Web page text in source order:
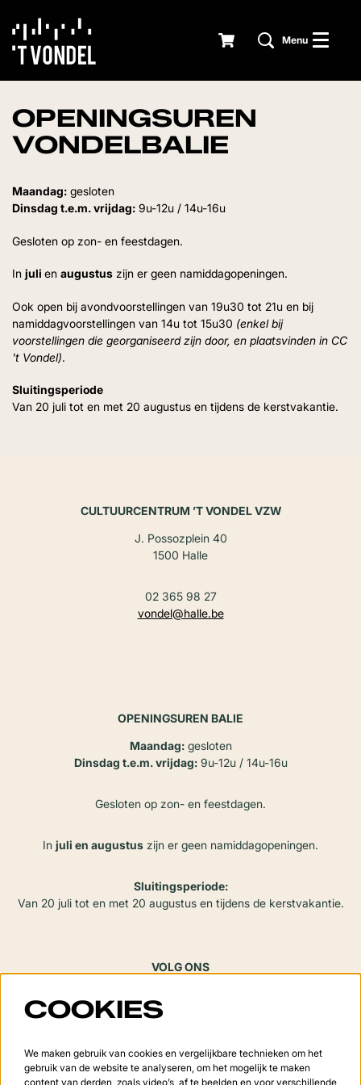
Menu
OPENINGSUREN
VONDELBALIE
Maandag: gesloten
Dinsdag t.e.m. vrijdag: 9u-12u / 14u-16u
Gesloten op zon- en feestdagen.
In juli en augustus zijn er geen namiddagopeningen.
Ook open bij avondvoorstellingen van 19u30 tot 21u en bij
namiddagvoorstellingen van 14u tot 15u30 (enkel bij
voorstellingen die georganiseerd zijn door, en plaatsvinden in CC
't Vondel).
Sluitingsperiode
Van 20 juli tot en met 20 augustus en tijdens de kerstvakantie.
CULTUURCENTRUM ’T VONDEL VZW
J. Possozplein 40
1500 Halle
02 365 98 27
vondel@halle.be
OPENINGSUREN BALIE
Maandag:gesloten
Dinsdag t.e.m. vrijdag:9u-12u / 14u-16u
Gesloten op zon- en feestdagen.
In juli en augustus zijn er geen namiddagopeningen.
Sluitingsperiode:
Van 20 juli tot en met 20 augustus en tijdens de kerstvakantie.
VOLG ONS
Meld je aan voor de nieuwsbrief
COOKIES
We maken gebruik van cookies en vergelijkbare technieken om het
gebruik van de website te analyseren, om het mogelijk te maken
content van derden, zoals video’s, af te beelden en voor verschillende